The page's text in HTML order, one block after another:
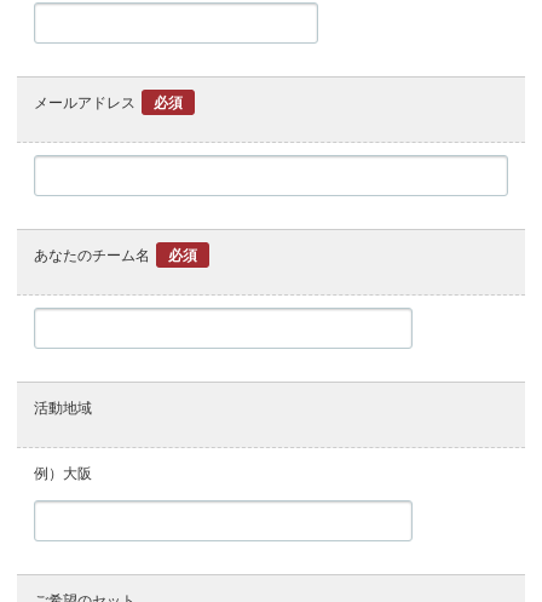
メールアドレス 必須
あなたのチーム名 必須
活動地域
例）大阪